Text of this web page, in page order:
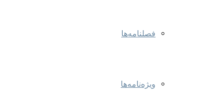
فصلنامه‌ها
ویژه‌نامه‌ها